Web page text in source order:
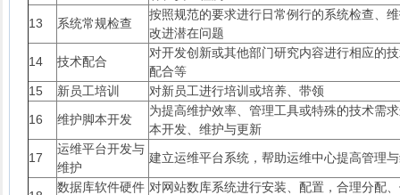
13
系统常规检查
按照规范的要求进行日常例行的系统检查、
改进潜在问题
14
技术配合
对开发创新或其他部门研究内容进行相应的
配合等
15
新员工培训
对新员工进行培训或培养、带领
16
维护脚本开发
为提高维护效率、管理工具或特殊的技术需
本开发、维护与更新
17
运维平台开发与
维护
建立运维平台系统，帮助运维中心提高管理
数据库软件硬件 对网站数库系统进行安装、配置，合理分配